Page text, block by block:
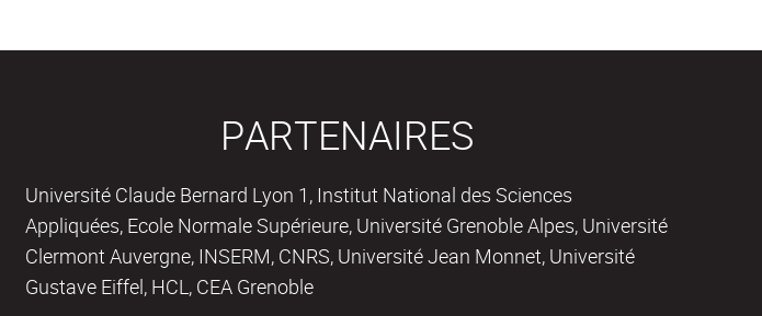
PARTENAIRES
Université Claude Bernard Lyon 1, Institut National des Sciences
Appliquées, Ecole Normale Supérieure, Université Grenoble Alpes, Université
Clermont Auvergne, INSERM, CNRS, Université Jean Monnet, Université
Gustave Eiffel, HCL, CEA Grenoble